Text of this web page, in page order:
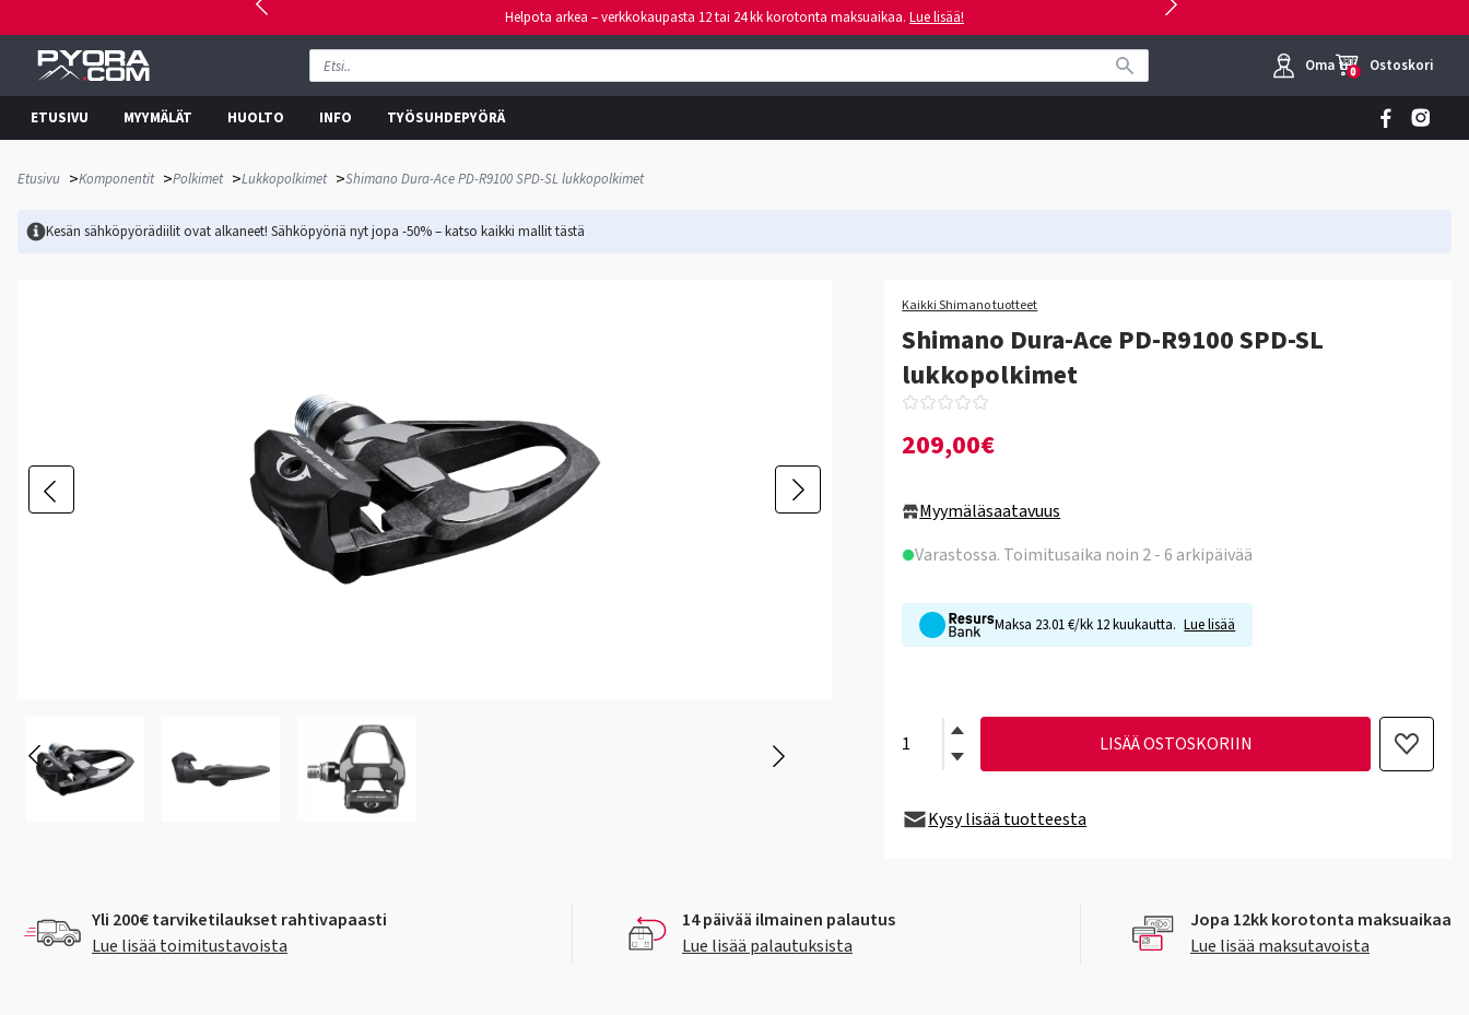
Helpota arkea – verkkokaupasta 12 tai 24 kk korotonta maksuaikaa. Lue lisää!
Oma tili
0 Ostoskori
ETUSIVU MYYMÄLÄT HUOLTO INFO TYÖSUHDEPYÖRÄ
Etusivu >Komponentit >Polkimet >Lukkopolkimet >Shimano Dura-Ace PD-R9100 SPD-SL lukkopolkimet
Kesän sähköpyörädiilit ovat alkaneet! Sähköpyöriä nyt jopa -50% – katso kaikki mallittästä
Kaikki Shimano tuotteet
Shimano Dura-Ace PD-R9100 SPD-SL
lukkopolkimet
209,00€
Myymäläsaatavuus
Varastossa. Toimitusaika noin 2 - 6 arkipäivää
Maksa 23.01 €/kk 12 kuukautta. Lue lisää
LISÄÄ OSTOSKORIIN
Kysy lisää tuotteesta
Yli 200€ tarviketilaukset rahtivapaasti
Lue lisää toimitustavoista
14 päivää ilmainen palautus
Lue lisää palautuksista
Jopa 12kk korotonta maksuaikaa
Lue lisää maksutavoista